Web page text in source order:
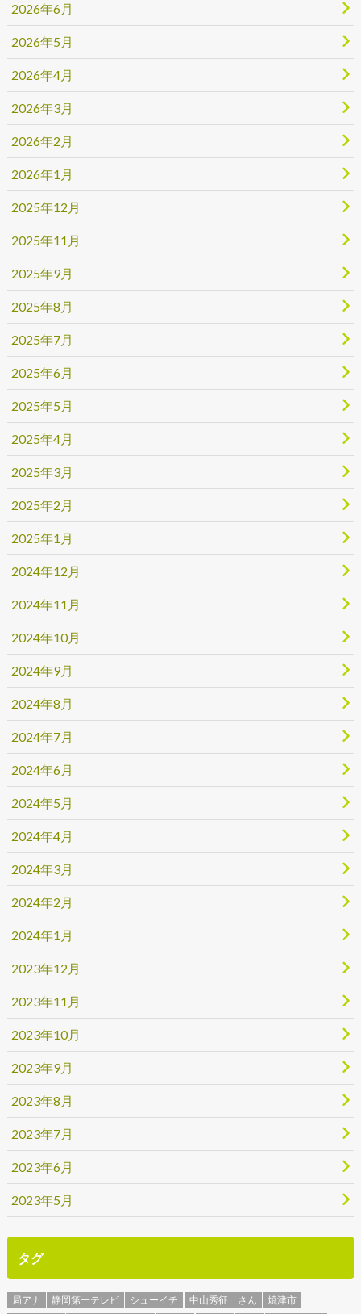
2026年6月
2026年5月
2026年4月
2026年3月
2026年2月
2026年1月
2025年12月
2025年11月
2025年9月
2025年8月
2025年7月
2025年6月
2025年5月
2025年4月
2025年3月
2025年2月
2025年1月
2024年12月
2024年11月
2024年10月
2024年9月
2024年8月
2024年7月
2024年6月
2024年5月
2024年4月
2024年3月
2024年2月
2024年1月
2023年12月
2023年11月
2023年10月
2023年9月
2023年8月
2023年7月
2023年6月
2023年5月
タグ
局アナ 静岡第一テレビ シューイチ 中山秀征 さん 焼津市